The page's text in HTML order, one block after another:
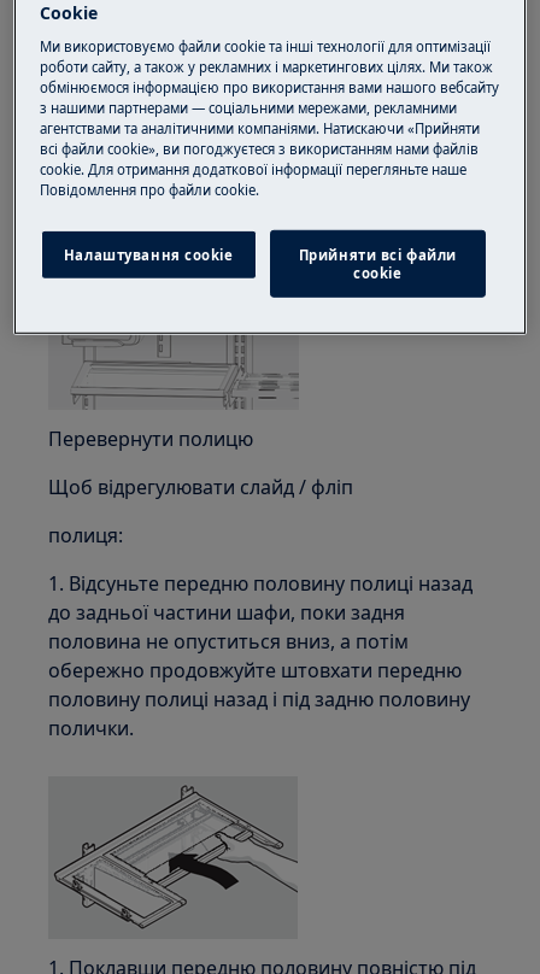
Щоб відрегулювати відкидну полицю:
1. Вийміть продукти з полиці.
2. Підніміть правий бічний край полиці вгору і
натисніть на лівий до льодогенератора.
Перевернути полицю
Щоб відрегулювати слайд / фліп
полиця:
1. Відсуньте передню половину полиці назад
до задньої частини шафи, поки задня
половина не опуститься вниз, а потім
обережно продовжуйте штовхати передню
половину полиці назад і під задню половину
полички.
1. Поклавши передню половину повністю під
Cookie
Ми використовуємо файли cookie та інші технології для оптимізації
роботи сайту, а також у рекламних і маркетингових цілях. Ми також
обмінюємося інформацією про використання вами нашого вебсайту
з нашими партнерами — соціальними мережами, рекламними
агентствами та аналітичними компаніями. Натискаючи «Прийняти
всі файли cookie», ви погоджуєтеся з використанням нами файлів
cookie. Для отримання додаткової інформації перегляньте наше
Пoвідомлення прo файли cookie.
Налаштування cookie
Прийняти всі файли
сookie